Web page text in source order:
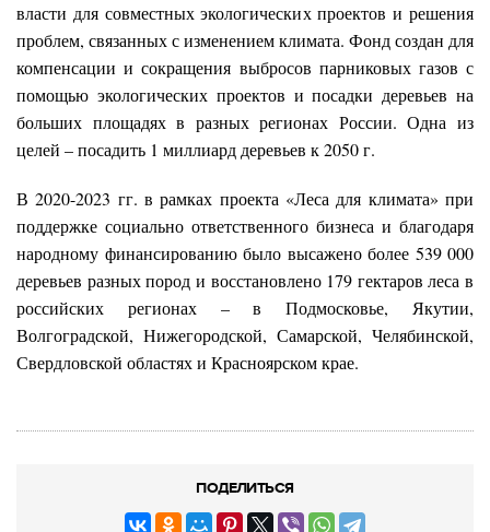
власти для совместных экологических проектов и решения
проблем, связанных с изменением климата. Фонд создан для
компенсации и сокращения выбросов парниковых газов с
помощью экологических проектов и посадки деревьев на
больших площадях в разных регионах России. Одна из
целей – посадить 1 миллиард деревьев к 2050 г.
В 2020-2023 гг. в рамках проекта «Леса для климата» при
поддержке социально ответственного бизнеса и благодаря
народному финансированию было высажено более 539 000
деревьев разных пород и восстановлено 179 гектаров леса в
российских регионах – в Подмосковье, Якутии,
Волгоградской, Нижегородской, Самарской, Челябинской,
Свердловской областях и Красноярском крае.
ПОДЕЛИТЬСЯ